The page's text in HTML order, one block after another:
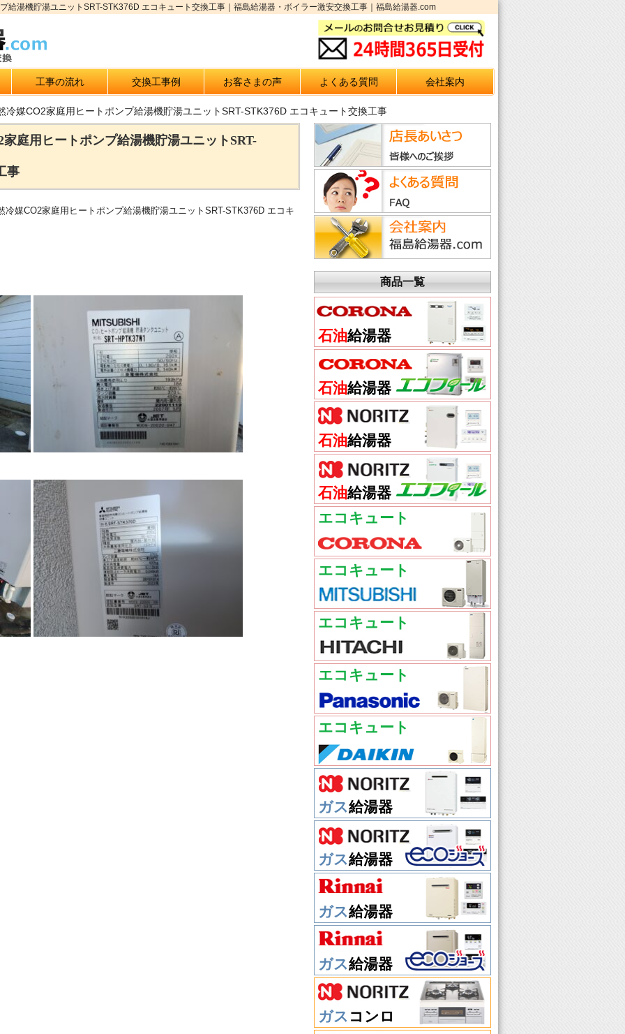
給湯機貯湯ユニットSRT-STK376D エコキュート交換工事｜福島給湯器・ボイラー激安交換工事｜福島給湯器.com
工事の流れ 交換工事例 お客さまの声 よくある質問 会社案内
冷媒CO2家庭用ヒートポンプ給湯機貯湯ユニットSRT-STK376D エコキュート交換工事
庭用ヒートポンプ給湯機貯湯ユニットSRT-
事
媒CO2家庭用ヒートポンプ給湯機貯湯ユニットSRT-STK376D エコキ
商品一覧
石油給湯器
石油給湯器
石油給湯器
石油給湯器
エコキュート
エコキュート
エコキュート
エコキュート
エコキュート
ガス給湯器
ガス給湯器
ガス給湯器
ガス給湯器
ガス コンロ